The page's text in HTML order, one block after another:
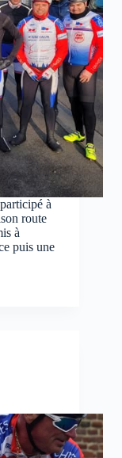
à
route
à
puis une